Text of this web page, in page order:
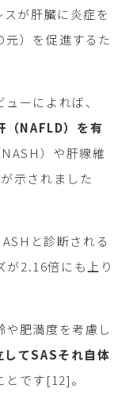
が肝臓に炎症を
）を促進するた
ーによれば、
（NAFLD）を有
）や肝線維
示されました
と診断される
が2.16倍にも上り
肥満度を考慮し
してSASそれ自体
とです[12]。